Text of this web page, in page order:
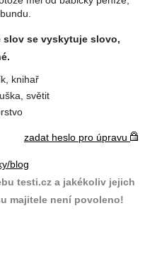
slov se vyskytuje slovo,
knihař
světit
zadat heslo pro úpravu
blog
testi.cz a jakékoliv jejich
majitele není povoleno!